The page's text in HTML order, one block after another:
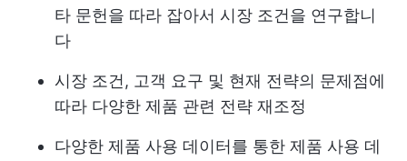
타 문헌을 따라 잡아서 시장 조건을 연구합니
다
시장 조건, 고객 요구 및 현재 전략의 문제점에
따라 다양한 제품 관련 전략 재조정
다양한 제품 사용 데이터를 통한 제품 사용 데